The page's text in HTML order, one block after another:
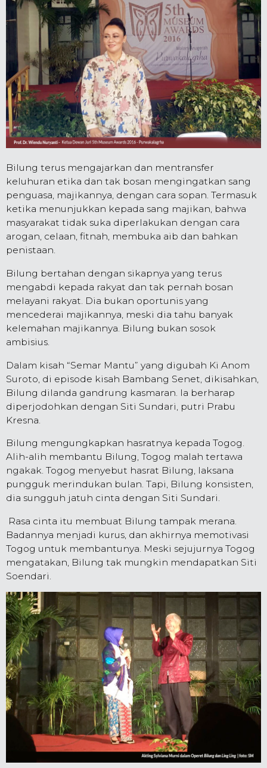
Bilung terus mengajarkan dan mentransfer
keluhuran etika dan tak bosan mengingatkan sang
penguasa, majikannya, dengan cara sopan. Termasuk
ketika menunjukkan kepada sang majikan, bahwa
masyarakat tidak suka diperlakukan dengan cara
arogan, celaan, fitnah, membuka aib dan bahkan
penistaan.
Bilung bertahan dengan sikapnya yang terus
mengabdi kepada rakyat dan tak pernah bosan
melayani rakyat. Dia bukan oportunis yang
mencederai majikannya, meski dia tahu banyak
kelemahan majikannya. Bilung bukan sosok
ambisius.
Dalam kisah “Semar Mantu” yang digubah Ki Anom
Suroto, di episode kisah Bambang Senet, dikisahkan,
Bilung dilanda gandrung kasmaran. Ia berharap
diperjodohkan dengan Siti Sundari, putri Prabu
Kresna.
Bilung mengungkapkan hasratnya kepada Togog.
Alih-alih membantu Bilung, Togog malah tertawa
ngakak. Togog menyebut hasrat Bilung, laksana
pungguk merindukan bulan. Tapi, Bilung konsisten,
dia sungguh jatuh cinta dengan Siti Sundari.
Rasa cinta itu membuat Bilung tampak merana.
Badannya menjadi kurus, dan akhirnya memotivasi
Togog untuk membantunya. Meski sejujurnya Togog
mengatakan, Bilung tak mungkin mendapatkan Siti
Soendari.